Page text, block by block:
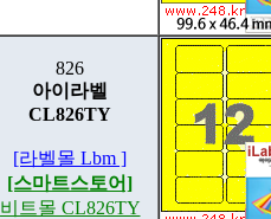
826
아이라벨
CL826TY
[라벨몰 Lbm ]
[스마트스토어]
비트몰 CL826TY